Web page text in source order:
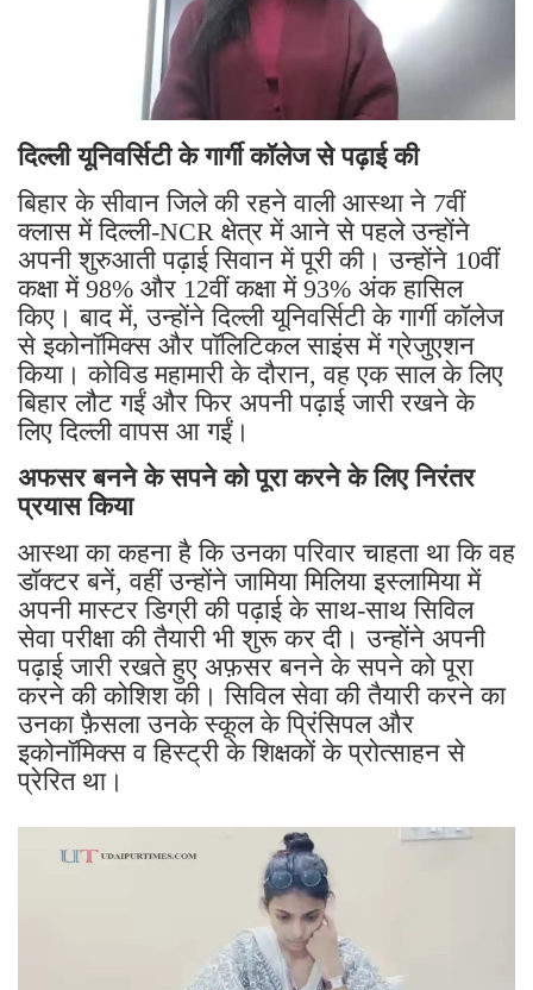
दिल्ली यूनिवर्सिटी के गार्गी कॉलेज से पढ़ाई की
बिहार के सीवान जिले की रहने वाली आस्था ने 7वीं
क्लास में दिल्ली-NCR क्षेत्र में आने से पहले उन्होंने
अपनी शुरुआती पढ़ाई सिवान में पूरी की। उन्होंने 10वीं
कक्षा में 98% और 12वीं कक्षा में 93% अंक हासिल
किए। बाद में, उन्होंने दिल्ली यूनिवर्सिटी के गार्गी कॉलेज
से इकोनॉमिक्स और पॉलिटिकल साइंस में ग्रेजुएशन
किया। कोविड महामारी के दौरान, वह एक साल के लिए
बिहार लौट गईं और फिर अपनी पढ़ाई जारी रखने के
लिए दिल्ली वापस आ गईं।
अफसर बनने के सपने को पूरा करने के लिए निरंतर
प्रयास किया
आस्था का कहना है कि उनका परिवार चाहता था कि वह
डॉक्टर बनें, वहीं उन्होंने जामिया मिलिया इस्लामिया में
अपनी मास्टर डिग्री की पढ़ाई के साथ-साथ सिविल
सेवा परीक्षा की तैयारी भी शुरू कर दी। उन्होंने अपनी
पढ़ाई जारी रखते हुए अफ़सर बनने के सपने को पूरा
करने की कोशिश की। सिविल सेवा की तैयारी करने का
उनका फ़ैसला उनके स्कूल के प्रिंसिपल और
इकोनॉमिक्स व हिस्ट्री के शिक्षकों के प्रोत्साहन से
प्रेरित था।